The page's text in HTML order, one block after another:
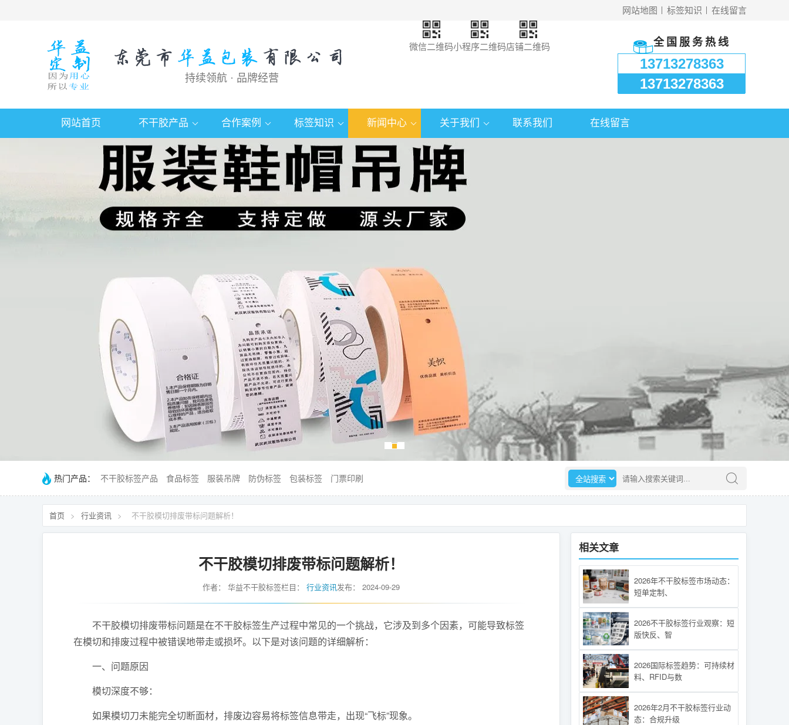
在线留言
标签知识
网站地图
持续领航 · 品牌经营
微信二维码小程序二维码店铺二维码 全国服务热线
13713278363
13713278363
网站首页 不干胶产品 合作案例 标签知识 新闻中心 关于我们 联系我们 在线留言
选择搜索范围 请输入搜索关键词
热门产品： 不干胶标签产品 食品标签 服装吊牌 防伪标签 包装标签 门票印刷
首页 > 行业资讯 > 不干胶模切排废带标问题解析！
不干胶模切排废带标问题解析！
作者： 华益不干胶标签栏目： 行业资讯发布： 2024-09-29
不干胶模切排废带标问题是在不干胶标签生产过程中常见的一个挑战，它涉及到多个因素，可能导致标签
在模切和排废过程中被错误地带走或损坏。以下是对该问题的详细解析：
一、问题原因
模切深度不够：
如果模切刀未能完全切断面材，排废边容易将标签信息带走，出现“飞标”现象。
相关文章
2026年不干胶标签市场动态：
短单定制、
2026不干胶标签行业观察：短
版快反、智
2026国际标签趋势：可持续材
料、RFID与数
2026年2月不干胶标签行业动
态：合规升级